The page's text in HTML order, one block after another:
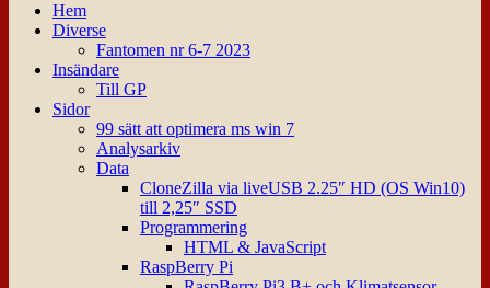
Hem
Diverse
Fantomen nr 6-7 2023
Insändare
Till GP
Sidor
99 sätt att optimera ms win 7
Analysarkiv
Data
CloneZilla via liveUSB 2.25″ HD (OS Win10)
till 2,25″ SSD
Programmering
HTML & JavaScript
RaspBerry Pi